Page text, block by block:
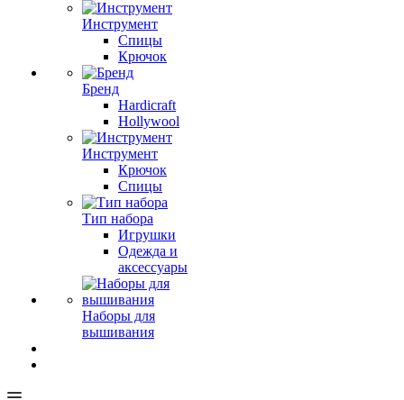
Инструмент
Спицы
Крючок
Бренд
Hardicraft
Hollywool
Инструмент
Крючок
Спицы
Тип набора
Игрушки
Одежда и
аксессуары
Наборы для
вышивания